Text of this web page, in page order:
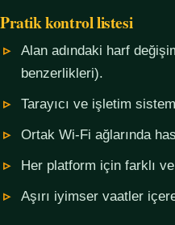
Pratik kontrol listesi
Alan adındaki harf
benzerlikleri).
Tarayıcı ve işletim
Ortak Wi-Fi ağlarında
Her platform için farklı
Aşırı iyimser vaatler